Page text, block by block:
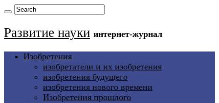
Развитие науки интернет-журнал
Изобретения
изобретатели и их изобретения
изобретения будущего
изобретения нового времени
Изобретения прошлого